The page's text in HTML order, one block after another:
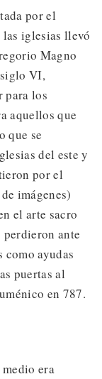
por el
iglesias llevó
Magno
VI,
para los
aquellos que
que se
del este y
por el
imágenes)
el arte sacro
ante
ayudas
puertas al
en 787.
era